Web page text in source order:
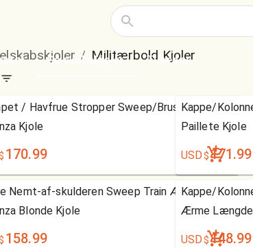
Selskabskjoler Tilbehør
/ Militærbold Kjoler
/ Havfrue Stropper Sweep/Brush Ærmeløs
Kjole
170.99
Kappe/
Paillete Kjole
USD$171.99
Nemt-af-skulderen Sweep Train Ærmeløs
Blonde Kjole
158.99
Kappe/
Ærme
USD$148.99